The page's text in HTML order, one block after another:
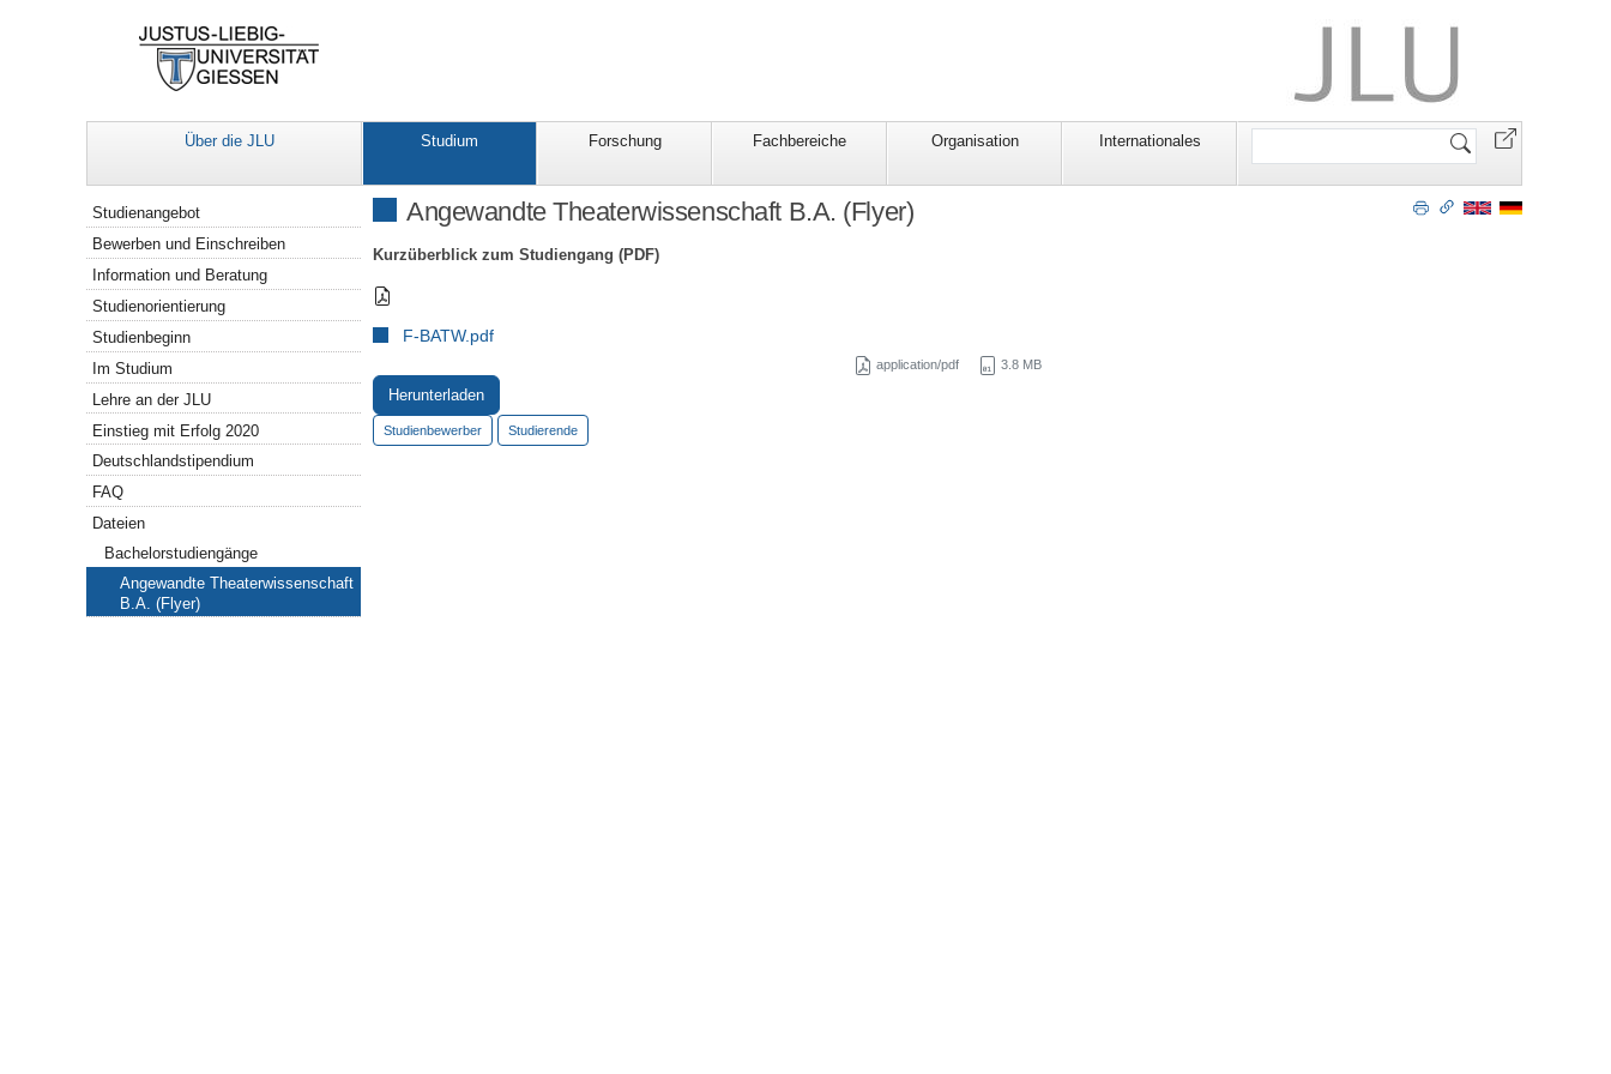
Über die JLU Studium Forschung Fachbereiche Organisation Internationales
Website
Angewandte Theaterwissenschaft B.A. (Flyer)
Kurzüberblick zum Studiengang (PDF)
F-BATW.pdf
application/pdf 3.8 MB
Herunterladen
Studienbewerber Studierende
Navigation
Studienangebot
Bewerben und Einschreiben
Information und Beratung
Studienorientierung
Studienbeginn
Im Studium
Lehre an der JLU
Einstieg mit Erfolg 2020
Deutschlandstipendium
FAQ
Dateien
Bachelorstudiengänge
Angewandte Theaterwissenschaft
B.A. (Flyer)